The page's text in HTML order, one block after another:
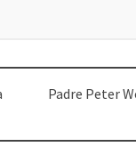
Padre Peter